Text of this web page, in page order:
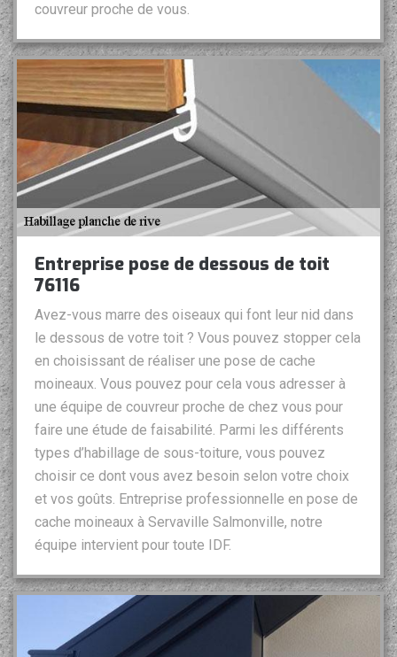
couvreur proche de vous.
Entreprise pose de dessous de toit
76116
Avez-vous marre des oiseaux qui font leur nid dans
le dessous de votre toit ? Vous pouvez stopper cela
en choisissant de réaliser une pose de cache
moineaux. Vous pouvez pour cela vous adresser à
une équipe de couvreur proche de chez vous pour
faire une étude de faisabilité. Parmi les différents
types d’habillage de sous-toiture, vous pouvez
choisir ce dont vous avez besoin selon votre choix
et vos goûts. Entreprise professionnelle en pose de
cache moineaux à Servaville Salmonville, notre
équipe intervient pour toute IDF.